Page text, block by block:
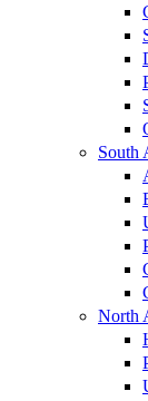
South
North